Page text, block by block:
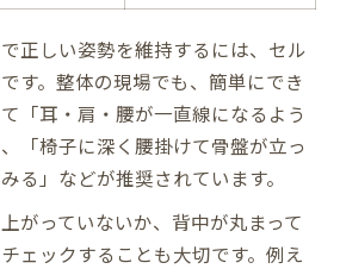
正しい姿勢を維持するには、セル
す。整体の現場でも、簡単にでき
「耳・肩・腰が一直線になるよう
「椅子に深く腰掛けて骨盤が立っ
る」などが推奨されています。
がっていないか、背中が丸まって
ェックすることも大切です。例え